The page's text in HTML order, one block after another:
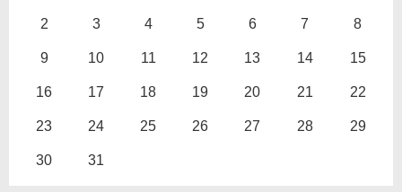
2 3 4 5 6 7 8
9 10 11 12 13 14 15
16 17 18 19 20 21 22
23 24 25 26 27 28 29
30 31